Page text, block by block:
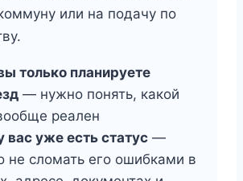
или на подачу по
только планируете
— нужно понять, какой
реален
вас уже есть статус —
не сломать его ошибками в